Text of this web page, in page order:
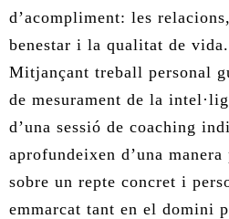
d’acompliment: les
benestar i la qualitat de vida.
Mitjançant treball personal
de mesurament de la
d’una sessió de coaching
aprofundeixen d’una
sobre un repte concret i
emmarcat tant en el domini